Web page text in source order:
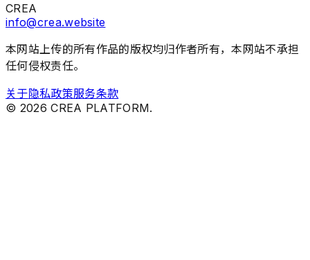
CREA
info@crea.website
本网站上传的所有作品的版权均归作者所有，本网站不承担
任何侵权责任。
关于隐私政策服务条款
© 2026 CREA PLATFORM.